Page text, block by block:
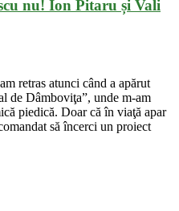
nu! Ion Pitaru și Vali
retras atunci când a apărut
de Dâmboviţa”, unde m-am
piedică. Doar că în viaţă apar
să încerci un proiect